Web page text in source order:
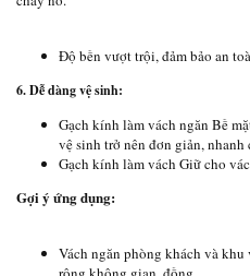
Độ bền vượt trội, đảm bảo an
6. Dễ dàng vệ sinh:
Gạch kính làm vách ngăn Bề
vệ sinh trở nên đơn giản, nhanh
Gạch kính làm vách Giữ cho
Gợi ý ứng dụng:
Vách ngăn phòng khách và